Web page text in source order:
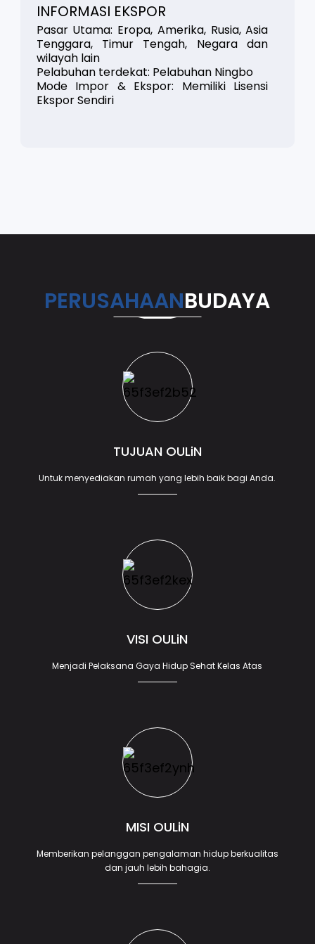
INFORMASI EKSPOR
Pasar Utama: Eropa, Amerika, Rusia, Asia
Tenggara, Timur Tengah, Negara dan
wilayah lain
Pelabuhan terdekat: Pelabuhan Ningbo
Mode Impor & Ekspor: Memiliki Lisensi
Ekspor Sendiri
PERUSAHAANBUDAYA
TUJUAN OULiN
Untuk menyediakan rumah yang lebih baik bagi Anda.
VISI OULiN
Menjadi Pelaksana Gaya Hidup Sehat Kelas Atas
MISI OULiN
Memberikan pelanggan pengalaman hidup berkualitas
dan jauh lebih bahagia.